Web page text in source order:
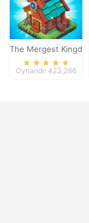
The Mergest Kingdom
Oynandı: 423,286